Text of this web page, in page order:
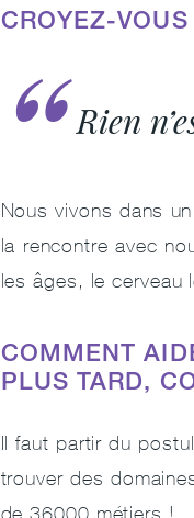
CROYEZ-
Rien
Nous vivons dans
la rencontre avec
les âges, le cerveau
COMMENT
PLUS TARD,
Il faut partir du
trouver des
de 36000 métiers !